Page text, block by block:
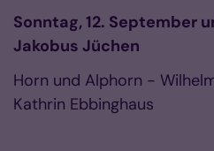
Sonntag, 12. September
Jakobus Jüchen
Horn und Alphorn -
Kathrin Ebbinghaus